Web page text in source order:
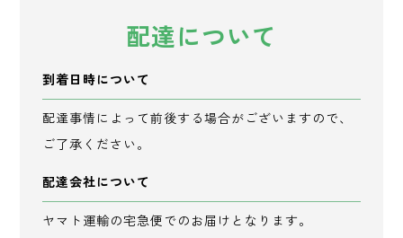
配達について
到着日時について
配達事情によって前後する場合がございますので、
ご了承ください。
配達会社について
ヤマト運輸の宅急便でのお届けとなります。